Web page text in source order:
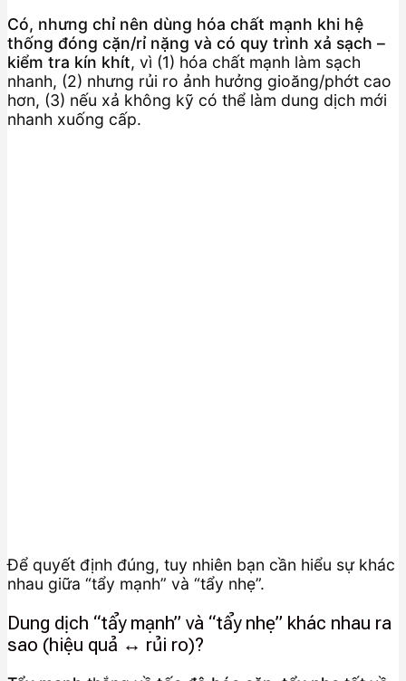
Có, nhưng chỉ nên dùng hóa chất mạnh khi hệ
thống đóng cặn/rỉ nặng và có quy trình xả sạch –
kiểm tra kín khít, vì (1) hóa chất mạnh làm sạch
nhanh, (2) nhưng rủi ro ảnh hưởng gioăng/phớt cao
hơn, (3) nếu xả không kỹ có thể làm dung dịch mới
nhanh xuống cấp.
Để quyết định đúng, tuy nhiên bạn cần hiểu sự khác
nhau giữa “tẩy mạnh” và “tẩy nhẹ”.
Dung dịch “tẩy mạnh” và “tẩy nhẹ” khác nhau ra
sao (hiệu quả ↔ rủi ro)?